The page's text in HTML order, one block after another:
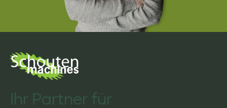
Ihr Partner für